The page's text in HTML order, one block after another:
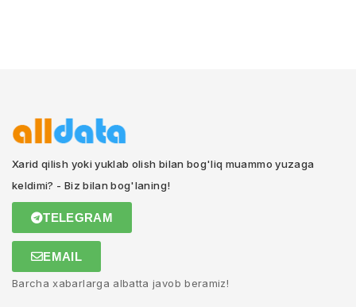
Xarid qilish yoki yuklab olish bilan bog'liq muammo yuzaga
keldimi? - Biz bilan bog'laning!
TELEGRAM
EMAIL
Barcha xabarlarga albatta javob beramiz!